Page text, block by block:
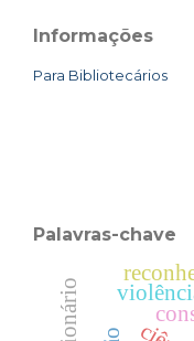
Informações
Para Bibliotecários
Palavras-chave